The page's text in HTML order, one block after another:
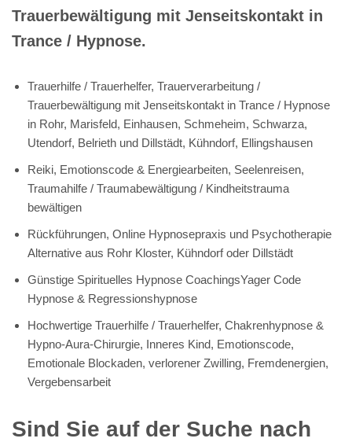
Trauerbewältigung mit Jenseitskontakt in
Trance / Hypnose.
Trauerhilfe / Trauerhelfer, Trauerverarbeitung /
Trauerbewältigung mit Jenseitskontakt in Trance / Hypnose
in Rohr, Marisfeld, Einhausen, Schmeheim, Schwarza,
Utendorf, Belrieth und Dillstädt, Kühndorf, Ellingshausen
Reiki, Emotionscode & Energiearbeiten, Seelenreisen,
Traumahilfe / Traumabewältigung / Kindheitstrauma
bewältigen
Rückführungen, Online Hypnosepraxis und Psychotherapie
Alternative aus Rohr Kloster, Kühndorf oder Dillstädt
Günstige Spirituelles Hypnose CoachingsYager Code
Hypnose & Regressionshypnose
Hochwertige Trauerhilfe / Trauerhelfer, Chakrenhypnose &
Hypno-Aura-Chirurgie, Inneres Kind, Emotionscode,
Emotionale Blockaden, verlorener Zwilling, Fremdenergien,
Vergebensarbeit
Sind Sie auf der Suche nach